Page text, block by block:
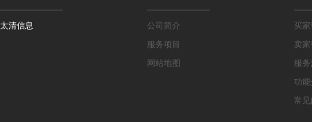
太清信息
公司简介
服务项目
网站地图
买
卖
服
功
常